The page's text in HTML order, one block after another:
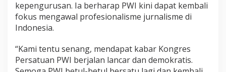
h
i
D
u
a
kepengurusan. Ia berharap PWI kini dapat kembali
fokus mengawal profesionalisme jurnalisme di
Indonesia.
“Kami tentu senang, mendapat kabar Kongres
Persatuan PWI berjalan lancar dan demokratis.